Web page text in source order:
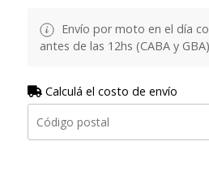
Envío por moto en el día
antes de las 12hs (CABA y GBA)
Calculá el costo de envío